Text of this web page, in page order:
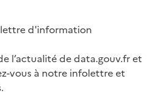
d'information
l’actualité de data.gouv.fr et
vous à notre infolettre et